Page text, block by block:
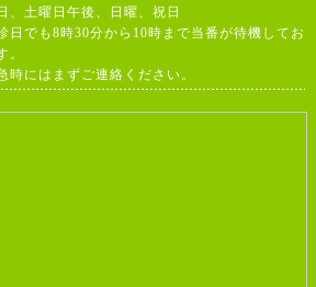
、土曜日午後、日曜、祝日
日でも8時30分から10時まで当番が待機してお
。
時にはまずご連絡ください。